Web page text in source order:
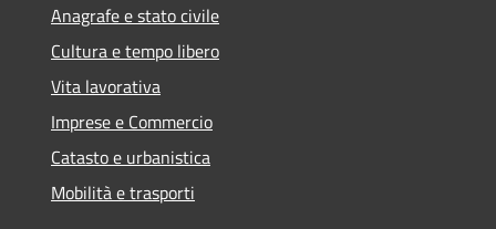
Anagrafe e stato civile
Cultura e tempo libero
Vita lavorativa
Imprese e Commercio
Catasto e urbanistica
Mobilità e trasporti